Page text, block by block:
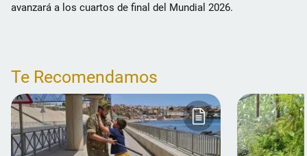
avanzará a los cuartos de final del Mundial 2026.
Te Recomendamos